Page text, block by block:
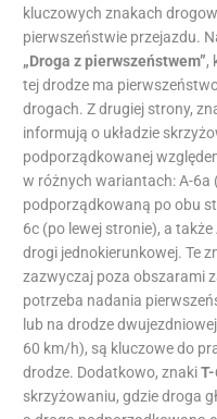
kluczowych znakach
pierwszeństwie przejazdu.
„Droga z pierwszeństwem”,
tej drodze ma
drogach. Z drugiej strony,
informują o układzie
podporządkowanej
w różnych wariantach: A-6a
podporządkowaną po obu
6c (po lewej stronie), a
drogi jednokierunkowej. Te
zazwyczaj poza obszarami
potrzeba nadania
lub na drodze
60 km/h), są kluczowe do
drodze. Dodatkowo, znakiT-
skrzyżowaniu, gdzie droga